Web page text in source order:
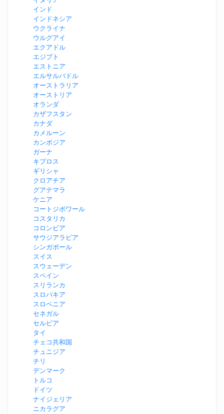
インド
インドネシア
ウクライナ
ウルグアイ
エクアドル
エジプト
エストニア
エルサルバドル
オーストラリア
オーストリア
オランダ
カザフスタン
カナダ
カメルーン
カンボジア
ガーナ
キプロス
ギリシャ
クロアチア
グアテマラ
ケニア
コートジボワール
コスタリカ
コロンビア
サウジアラビア
シンガポール
スイス
スウェーデン
スペイン
スリランカ
スロバキア
スロベニア
セネガル
セルビア
タイ
チェコ共和国
チュニジア
チリ
デンマーク
トルコ
ドイツ
ナイジェリア
ニカラグア